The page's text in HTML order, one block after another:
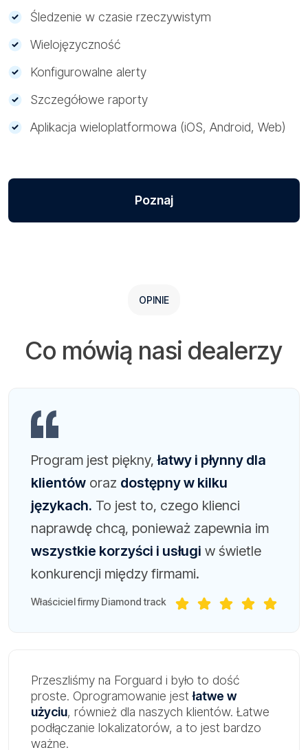
Śledzenie w czasie rzeczywistym
Wielojęzyczność
Konfigurowalne alerty
Szczegółowe raporty
Aplikacja wieloplatformowa (iOS, Android, Web)
Poznaj
OPINIE
Co mówią nasi dealerzy
Program jest piękny,łatwy i płynny dla
klientów oraz dostępny w kilku
językach. To jest to, czego klienci
naprawdę chcą, ponieważ zapewnia im
wszystkie korzyści i usługi w świetle
konkurencji między firmami.
Właściciel firmy Diamond track
Przeszliśmy na Forguard i było to dość
proste. Oprogramowanie jestłatwe w
użyciu, również dla naszych klientów. Łatwe
podłączanie lokalizatorów, a to jest bardzo
ważne.